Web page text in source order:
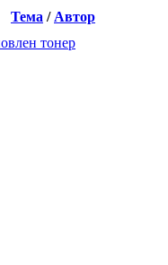
Тема / Автор
тонер